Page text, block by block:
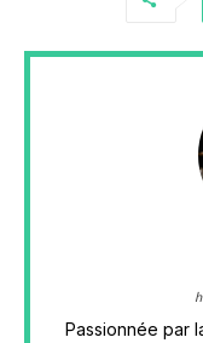
Passionnée par